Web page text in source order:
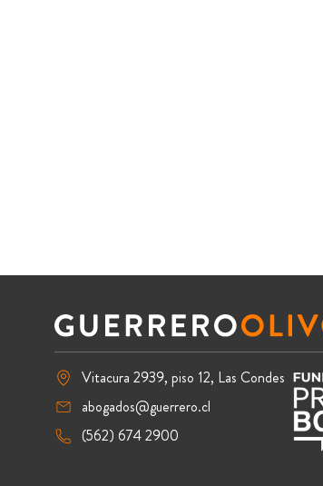
Vitacura 2939, piso 12, Las Condes
abogados@guerrero.cl
(562) 674 2900